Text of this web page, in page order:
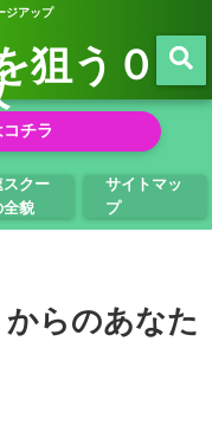
ジアップ
狙う０
チラ
スクー
全貌
サイトマッ
プ
らのあなた